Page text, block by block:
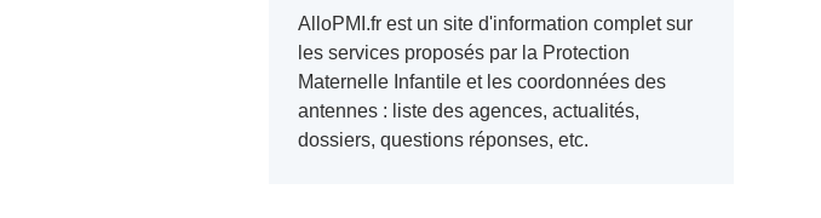
AlloPMI.fr est un site d'information complet sur
les services proposés par la Protection
Maternelle Infantile et les coordonnées des
antennes : liste des agences, actualités,
dossiers, questions réponses, etc.